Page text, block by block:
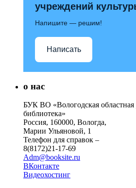
учреждений
Напишите — решим!
Написать
о нас
БУК ВО «Вологодская областная
библиотека»
Россия, 160000, Вологда,
Марии Ульяновой, 1
Телефон для справок –
8(8172)21-17-69
Adm@booksite.ru
ВКонтакте
Видеохостинг